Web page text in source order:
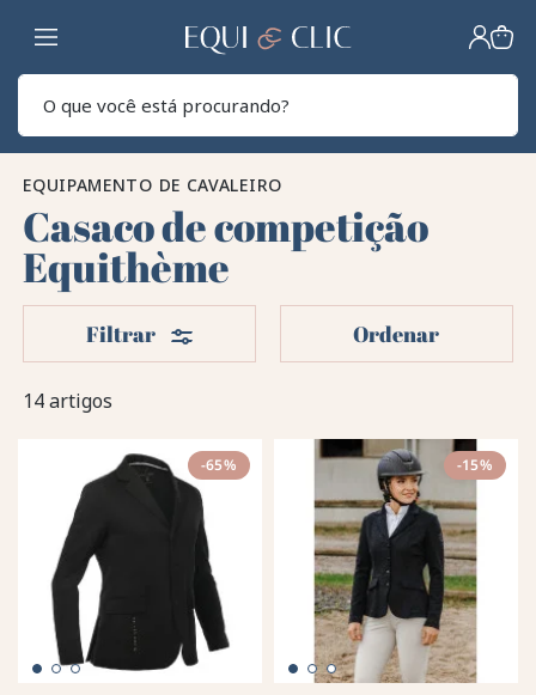
Lar
EQUIPAMENTO DE CAVALEIRO
Casaco de competição
Equithème
14 artigos
Filtrar Filters Ordenar
-65% -15%